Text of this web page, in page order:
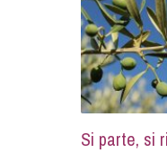
Si parte, si